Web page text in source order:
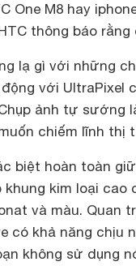
One M8 hay
thông báo
lạ gì với những
với UltraPixel
ảnh tự sướng
chiếm lĩnh thị
biệt hoàn toàn
khung kim loại
và màu. Quan
có khả năng
không sử dụng